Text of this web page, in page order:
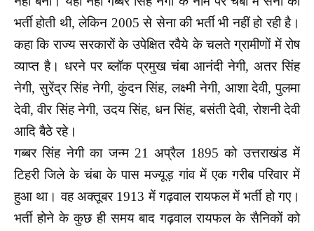
भर्ती होती थी, लेकिन 2005 से सेना की भर्ती भी नहीं हो रही है।
कहा कि राज्य सरकारों के उपेक्षित रवैये के चलते ग्रामीणों में रोष
व्याप्त है। धरने पर ब्लॉक प्रमुख चंबा आनंदी नेगी, अतर सिंह
नेगी, सुरेंद्र सिंह नेगी, कुंदन सिंह, लक्ष्मी नेगी, आशा देवी, पुलमा
देवी, वीर सिंह नेगी, उदय सिंह, धन सिंह, बसंती देवी, रोशनी देवी
आदि बैठे रहे।
गब्बर सिंह नेगी का जन्म 21 अप्रैल 1895 को उत्तराखंड में
टिहरी जिले के चंबा के पास मज्यूड़ गांव में एक गरीब परिवार में
हुआ था। वह अक्तूबर 1913 में गढ़वाल रायफल में भर्ती हो गए।
भर्ती होने के कुछ ही समय बाद गढ़वाल रायफल के सैनिकों को